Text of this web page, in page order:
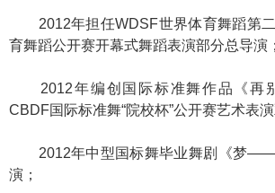
2012年担任WDSF世界体育舞蹈第二
育舞蹈公开赛开幕式舞蹈表演部分总导演；
2012年编创国际标准舞作品《再
CBDF国际标准舞“院校杯”公开赛艺术表
2012年中型国标舞毕业舞剧《梦——
演；